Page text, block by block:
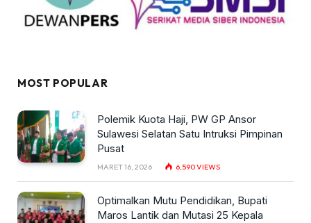
MOST POPULAR
Polemik Kuota Haji, PW GP Ansor
Sulawesi Selatan Satu Intruksi Pimpinan
Pusat
MARET 16, 2026 6,590VIEWS
Optimalkan Mutu Pendidikan, Bupati
Maros Lantik dan Mutasi 25 Kepala